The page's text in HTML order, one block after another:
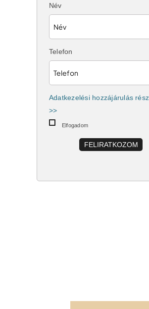
Név
Telefon
Adatkezelési hozzájárulás
>>
Elfogadom
FELIRATKOZOM